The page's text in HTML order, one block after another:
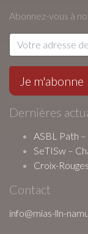
Abonnez-vous à
Dernières
ASBL Path
SeTISw –
Croix-
Contact
info@mias-lln-